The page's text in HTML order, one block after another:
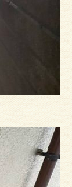
サイディング